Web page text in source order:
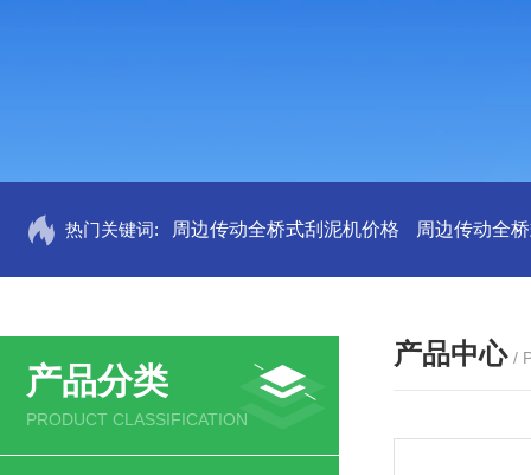
热门关键词: 周边传动全桥式刮泥机价格 周边传动全
产品分类
PRODUCT CLASSIFICATION
产品中心 /